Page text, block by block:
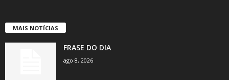
MAIS NOTÍCIAS
FRASE DO DIA
ago 8, 2026